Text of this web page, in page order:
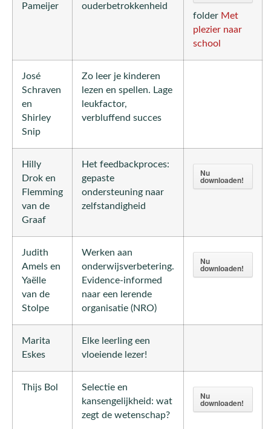
Pameijer
ouderbetrokkenheid
folder Met
plezier naar
school
José
Schraven
en
Shirley
Snip
Zo leer je kinderen
lezen en spellen. Lage
leukfactor,
verbluffend succes
Hilly
Drok en
Flemming
van de
Graaf
Het feedbackproces:
gepaste
ondersteuning naar
zelfstandigheid
Nu
downloaden!
Judith
Amels en
Yaëlle
van de
Stolpe
Werken aan
onderwijsverbetering.
Evidence-informed
naar een lerende
organisatie (NRO)
Nu
downloaden!
Marita
Eskes
Elke leerling een
vloeiende lezer!
Thijs Bol
Selectie en
kansengelijkheid: wat
zegt de wetenschap?
Nu
downloaden!